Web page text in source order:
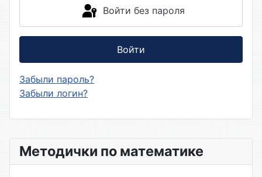
Методички по математике
Войти без пароля
Войти
Забыли пароль?
Забыли логин?